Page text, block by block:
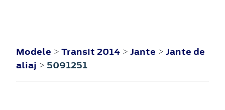
Modele > Transit 2014 > Jante > Jante de
aliaj > 5091251